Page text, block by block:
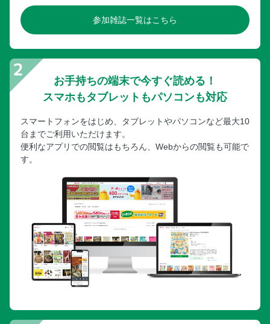
参加雑誌一覧はこちら
お手持ちの端末で今すぐ読める！
スマホもタブレットもパソコンも対応
スマートフォンをはじめ、タブレットやパソコンなど最大10
台までご利用いただけます。
便利なアプリでの閲覧はもちろん、Webからの閲覧も可能で
す。